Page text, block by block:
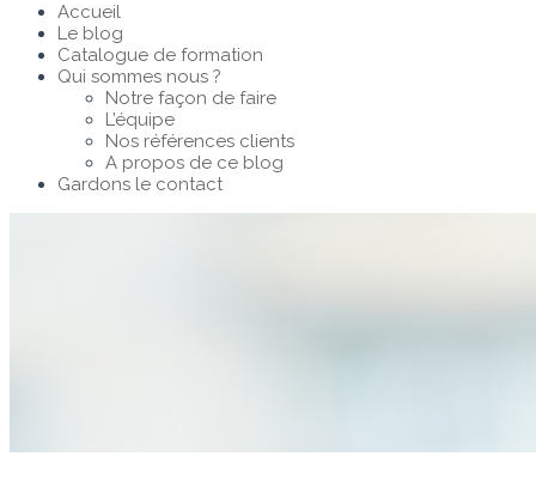
Accueil
Le blog
Catalogue de formation
Qui sommes nous ?
Notre façon de faire
L’équipe
Nos références clients
A propos de ce blog
Gardons le contact